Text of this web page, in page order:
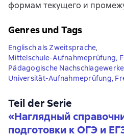
формам текущего и
Genres und Tags
Englisch als Zweitsprache,
Mittelschule-Aufnahmeprüfung,
Pädagogische Nachschlagewerke
Universität-Aufnahmeprüfung,
Teil der Serie
«Наглядный
подготовки к ОГЭ и